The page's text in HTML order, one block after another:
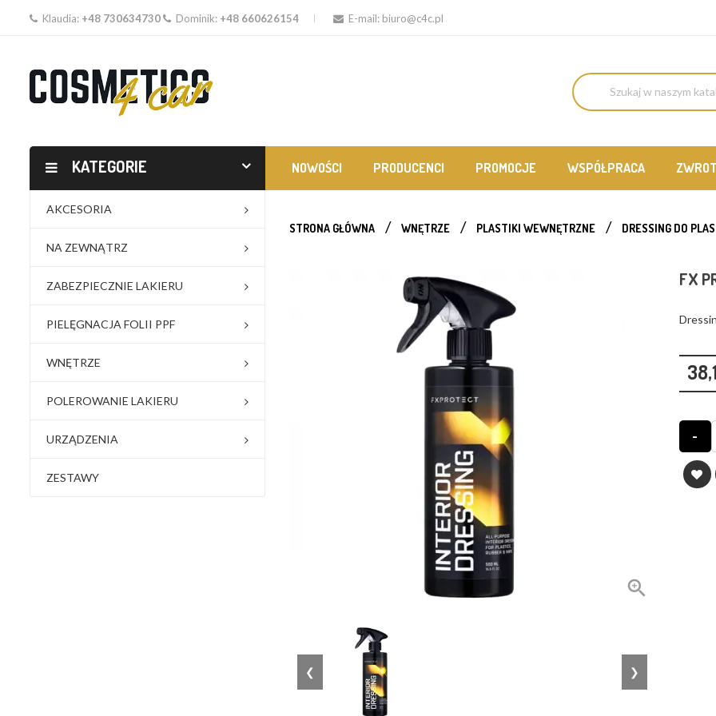
Klaudia: +48 730634730 Dominik: +48 660626154 E-mail: biuro@c4c.pl
KATEGORIE NOWOŚCI PRODUCENCI PROMOCJE WSPÓŁPRACA
AKCESORIA
NA ZEWNĄTRZ
ZABEZPIECZNIE LAKIERU
PIELĘGNACJA FOLII PPF
WNĘTRZE
POLEROWANIE LAKIERU
URZĄDZENIA
ZESTAWY
STRONA GŁÓWNA WNĘTRZE PLASTIKI WEWNĘTRZNE DRESSING DO

❮ ❯
FX
-